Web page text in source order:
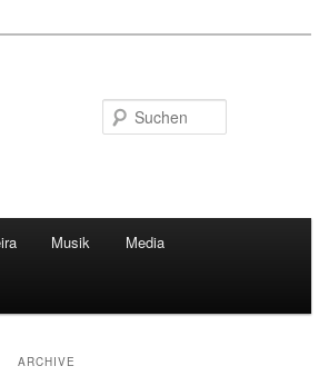
Musik Media
ARCHIVE